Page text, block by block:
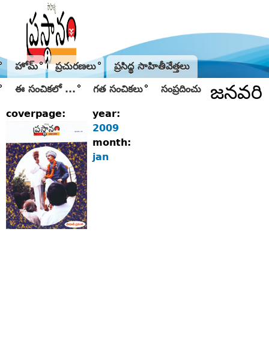
హోమ్ ప్రచురణలు ప్రసిద్థ సాహితీవేత్తలు
ఈ సంచికలో ... గత సంచికలు సంప్రదించు జనవరి
coverpage:
year:
2009
month:
jan